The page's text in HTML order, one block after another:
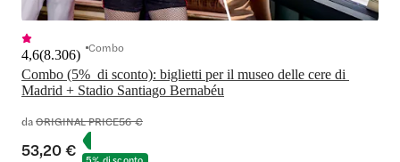
Combo (5%  di sconto): biglietti per il museo delle cere di
Madrid + Stadio Santiago Bernabéu
4,6(8.306) Combo
daORIGINAL PRICE56 €
53,20 €